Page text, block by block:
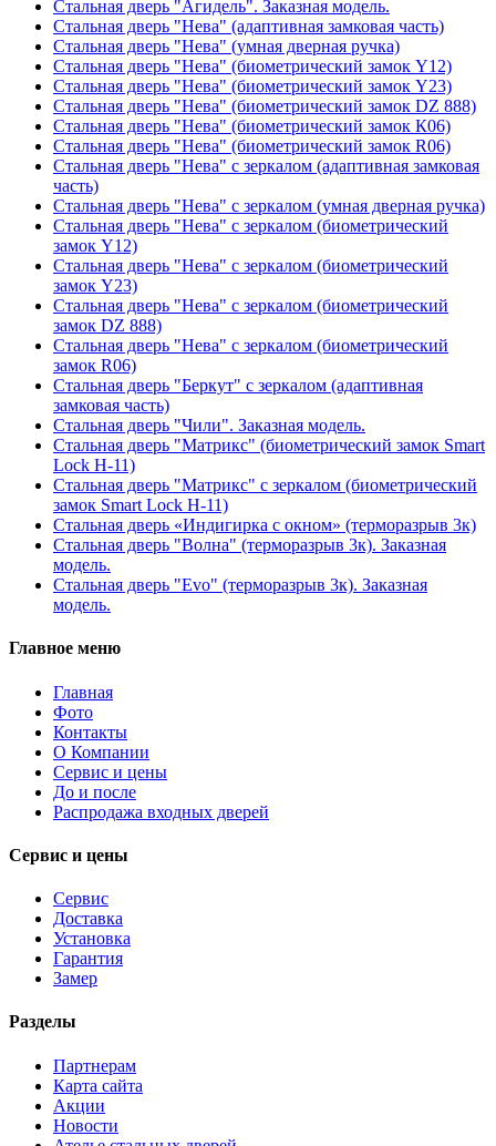
Стальная дверь "Агидель". Заказная модель.
Стальная дверь "Нева" (адаптивная замковая часть)
Стальная дверь "Нева" (умная дверная ручка)
Стальная дверь "Нева" (биометрический замок Y12)
Стальная дверь "Нева" (биометрический замок Y23)
Стальная дверь "Нева" (биометрический замок DZ 888)
Стальная дверь "Нева" (биометрический замок К06)
Стальная дверь "Нева" (биометрический замок R06)
Стальная дверь "Нева" с зеркалом (адаптивная замковая
часть)
Стальная дверь "Нева" с зеркалом (умная дверная ручка)
Стальная дверь "Нева" с зеркалом (биометрический
замок Y12)
Стальная дверь "Нева" с зеркалом (биометрический
замок Y23)
Стальная дверь "Нева" с зеркалом (биометрический
замок DZ 888)
Стальная дверь "Нева" с зеркалом (биометрический
замок R06)
Стальная дверь "Беркут" с зеркалом (адаптивная
замковая часть)
Стальная дверь "Чили". Заказная модель.
Стальная дверь "Матрикс" (биометрический замок Smart
Lock H-11)
Стальная дверь "Матрикс" с зеркалом (биометрический
замок Smart Lock H-11)
Стальная дверь «Индигирка с окном» (терморазрыв 3к)
Стальная дверь "Волна" (терморазрыв 3к). Заказная
модель.
Стальная дверь "Evo" (терморазрыв 3к). Заказная
модель.
Главное меню
Главная
Фото
Контакты
О Компании
Сервис и цены
До и после
Распродажа входных дверей
Сервис и цены
Сервис
Доставка
Установка
Гарантия
Замер
Разделы
Партнерам
Карта сайта
Акции
Новости